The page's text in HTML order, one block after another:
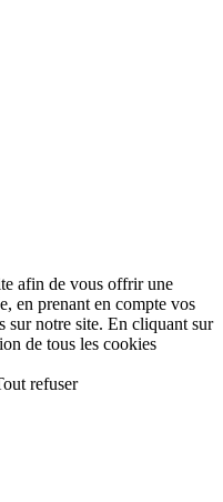
afin de vous offrir une
en prenant en compte vos
sur notre site. En cliquant sur
de tous les cookies
refuser